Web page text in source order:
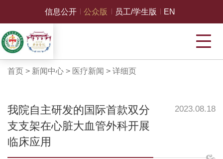
信息公开 公众版 员工/学生版 EN
首页 > 新闻中心> 医疗新闻 > 详细页
我院自主研发的国际首款双分
支支架在心脏大血管外科开展
临床应用
2023.08.18